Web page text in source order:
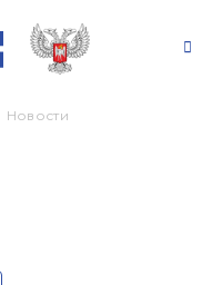
Новости